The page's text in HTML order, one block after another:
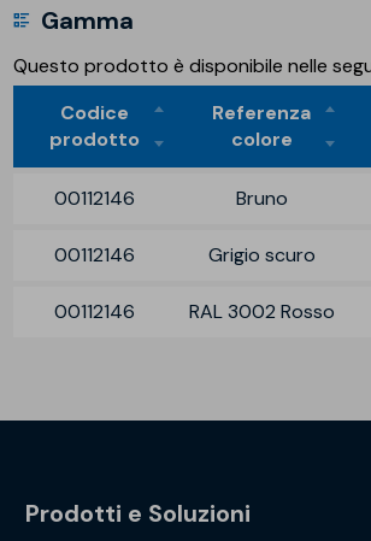
Gamma
Questo prodotto è disponibile nelle
Codice
prodotto
Referenza
colore
00112146 Bruno
00112146 Grigio scuro
00112146 RAL 3002 Rosso
Prodotti e Soluzioni